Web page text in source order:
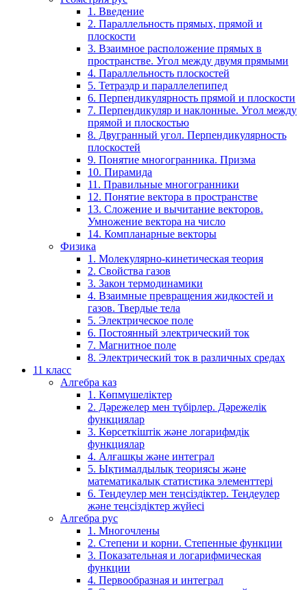
1. Введение
2. Параллельность прямых, прямой и
плоскости
3. Взаимное расположение прямых в
пространстве. Угол между двумя прямыми
4. Параллельность плоскостей
5. Тетраэдр и параллелепипед
6. Перпендикулярность прямой и плоскости
7. Перпендикуляр и наклонные. Угол между
прямой и плоскостью
8. Двугранный угол. Перпендикулярность
плоскостей
9. Понятие многогранника. Призма
10. Пирамида
11. Правильные многогранники
12. Понятие вектора в пространстве
13. Сложение и вычитание векторов.
Умножение вектора на число
14. Компланарные векторы
Физика
1. Молекулярно-кинетическая теория
2. Свойства газов
3. Закон термодинамики
4. Взаимные превращения жидкостей и
газов. Твердые тела
5. Электрическое поле
6. Постоянный электрический ток
7. Магнитное поле
8. Электрический ток в различных средах
11 класс
Алгебра каз
1. Көпмүшеліктер
2. Дәрежелер мен түбірлер. Дәрежелік
функциялар
3. Көрсеткіштік және логарифмдік
функциялар
4. Алғашқы және интеграл
5. Ықтималдылық теориясы және
математикалық статистика элементтері
6. Теңдеулер мен теңсіздіктер. Теңдеулер
және теңсіздіктер жүйесі
Алгебра рус
1. Многочлены
2. Степени и корни. Степенные функции
3. Показательная и логарифмическая
функции
4. Первообразная и интеграл